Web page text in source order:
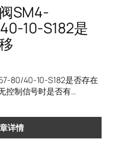
SM4-
10-S182是
80/40-10-S182是否存在
控制信号时是否有…
详情